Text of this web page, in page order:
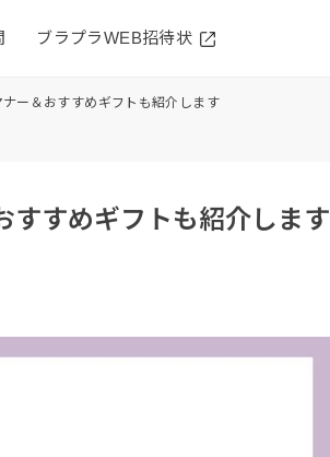
ブラプラWEB招待状
ー＆おすすめギフトも紹介します
すすめギフトも紹介します